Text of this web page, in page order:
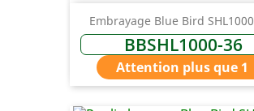
Embrayage Blue Bird SHL1000
BBSHL1000-36
Attention plus que 1
Connexion